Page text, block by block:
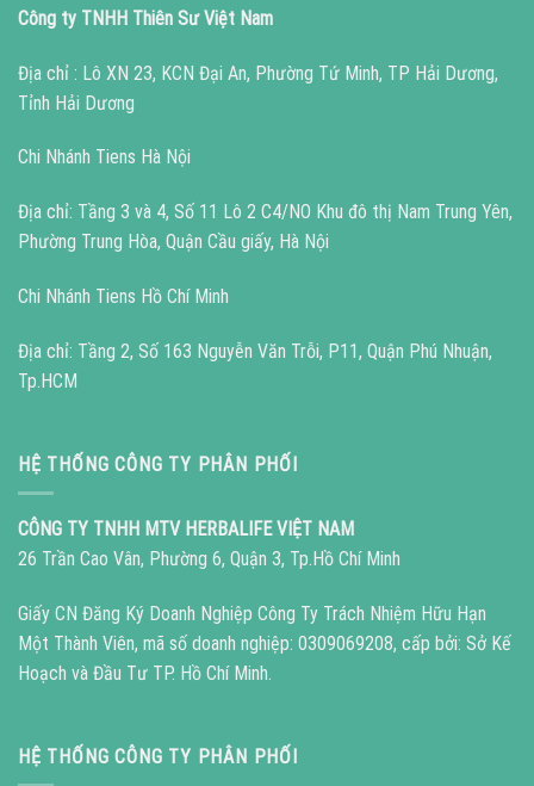
Công ty TNHH Thiên Sư Việt Nam
Địa chỉ : Lô XN 23, KCN Đại An, Phường Tứ Minh, TP Hải Dương,
Tỉnh Hải Dương
Chi Nhánh Tiens Hà Nội
Địa chỉ: Tầng 3 và 4, Số 11 Lô 2 C4/NO Khu đô thị Nam Trung Yên,
Phường Trung Hòa, Quận Cầu giấy, Hà Nội
Chi Nhánh Tiens Hồ Chí Minh
Địa chỉ: Tầng 2, Số 163 Nguyễn Văn Trỗi, P11, Quận Phú Nhuận,
Tp.HCM
HỆ THỐNG CÔNG TY PHÂN PHỐI
CÔNG TY TNHH MTV HERBALIFE VIỆT NAM
26 Trần Cao Vân, Phường 6, Quận 3, Tp.Hồ Chí Minh
Giấy CN Đăng Ký Doanh Nghiệp Công Ty Trách Nhiệm Hữu Hạn
Một Thành Viên, mã số doanh nghiệp: 0309069208, cấp bởi: Sở Kế
Hoạch và Đầu Tư TP. Hồ Chí Minh.
HỆ THỐNG CÔNG TY PHÂN PHỐI